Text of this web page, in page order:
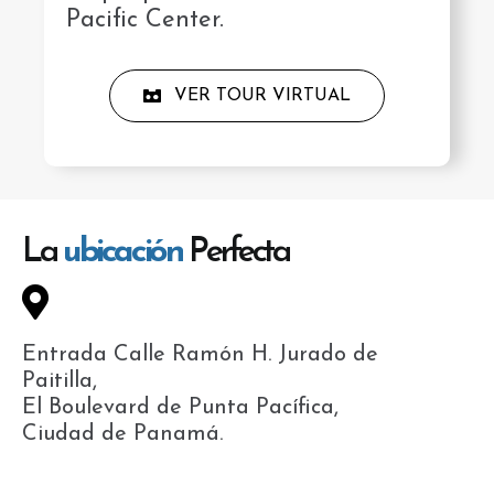
Pacific Center.
VER TOUR VIRTUAL
La ubicaciónPerfecta
Entrada Calle Ramón H. Jurado de
Paitilla,
El Boulevard de Punta Pacífica,
Ciudad de Panamá.